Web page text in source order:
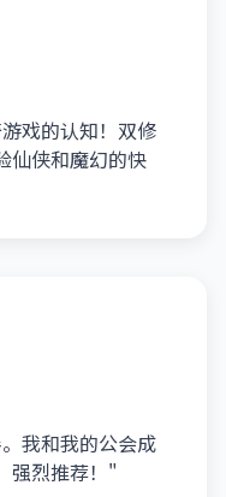
戏的认知！双修
仙侠和魔幻的快
我和我的公会成
强烈推荐！"